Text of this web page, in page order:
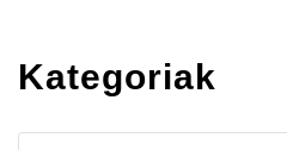
Kategoriak